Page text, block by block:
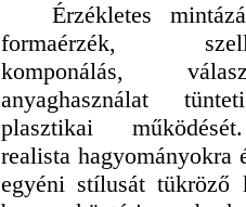
Érzékletes
formaérzék,
komponálás,
anyaghasználat
plasztikai
realista hagyományokra
egyéni stílusát tükröző